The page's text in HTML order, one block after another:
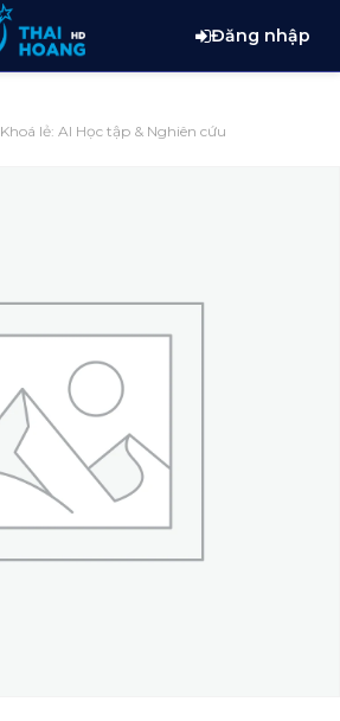
Đăng nhập
Khoá lẻ: AI Học tập & Nghiên cứu